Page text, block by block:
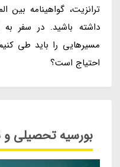
ترانزیت، گواهینامه بین
داشته باشید. در سفر
مسیرهایی را باید طی
احتیاج است؟
بورسیه تحصیلی